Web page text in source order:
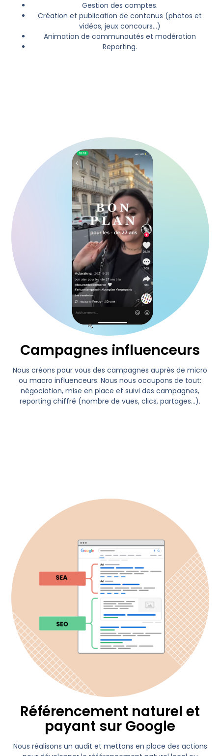
Gestion des comptes.
Création et publication de contenus (photos et
vidéos, jeux concours…)
Animation de communautés et modération
Reporting.
Campagnes influenceurs
Nous créons pour vous des campagnes auprès de micro
ou macro influenceurs. Nous nous occupons de tout:
négociation, mise en place et suivi des campagnes,
reporting chiffré (nombre de vues, clics, partages…).
Référencement naturel et
payant sur Google
Nous réalisons un audit et mettons en place des actions